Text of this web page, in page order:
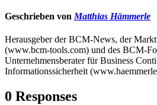
Geschrieben von Matthias Hämmerle
Herausgeber der BCM-News, der
(www.bcm-tools.com) und des BCM-
Unternehmensberater für Business
Informationssicherheit
0 Responses